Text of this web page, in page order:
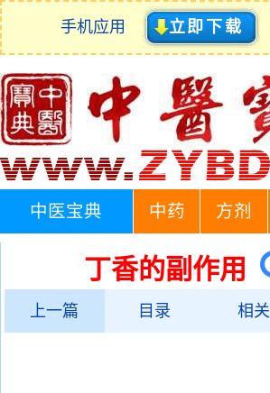
手机应用 立即下载
中医宝典 中药 方剂
丁香的副作用
上一篇 目录 相关